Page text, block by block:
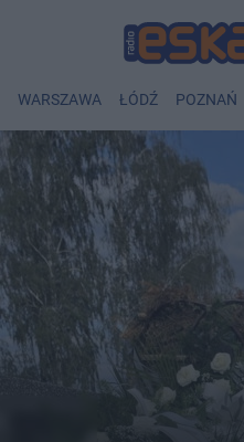
WARSZAWA ŁÓDŹ POZNAŃ